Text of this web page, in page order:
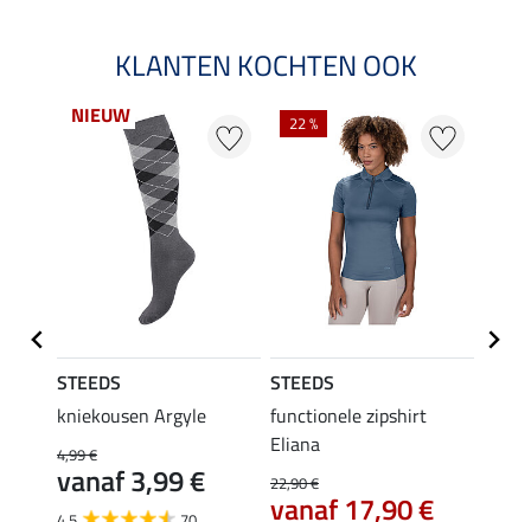
KLANTEN KOCHTEN OOK
NIEUW
STEEDS
kniekousen Argyle
4,99 €
vanaf 3,99 €
22 %
STEEDS
functionele zipshirt
Eliana
22,90 €
vanaf 17,90 €